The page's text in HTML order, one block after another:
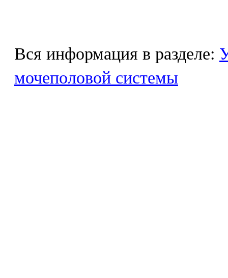
Вся информация в разделе:
мочеполовой системы